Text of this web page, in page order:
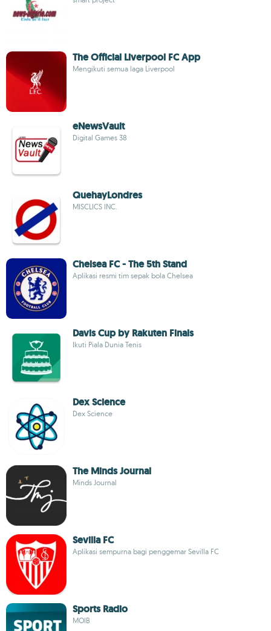
The Official Liverpool FC App
Mengikuti semua laga Liverpool
eNewsVault
Digital Games 38
QuehayLondres
MISCLICS INC.
Chelsea FC - The 5th Stand
Aplikasi resmi tim sepak bola Chelsea
Davis Cup by Rakuten Finals
Ikuti Piala Dunia Tenis
Dex Science
Dex Science
The Minds Journal
Minds Journal
Sevilla FC
Aplikasi sempurna bagi penggemar Sevilla FC
Sports Radio
MOIB